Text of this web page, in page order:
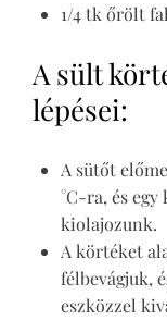
1/4 tk őrölt
A sült
lépései:
A sütőt
°C-ra, és
kiolajozunk.
A körtéket
félbevágjuk,
eszközzel